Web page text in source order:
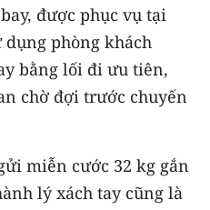
được phục vụ tại
phòng khách
bằng lối đi ưu tiên,
chờ đợi trước chuyến
miễn cước 32 kg gắn
lý xách tay cũng là